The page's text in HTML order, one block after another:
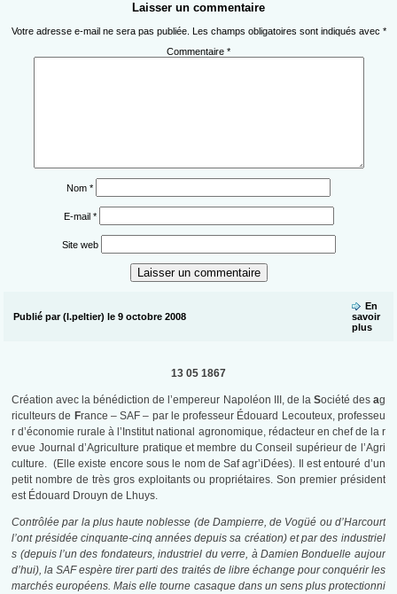
Laisser un commentaire
Votre adresse e-mail ne sera pas publiée. Les champs obligatoires sont indiqués avec *
Commentaire *
Nom *
E-mail *
Site web
Publié par (l.peltier) le 9 octobre 2008
En
savoir
plus
13 05 1867
Création avec la bénédiction de l’empereur Napoléon III, de la Société des ag
riculteurs de France – SAF – par le professeur Édouard Lecouteux, professeu
r d’économie rurale à l’Institut national agronomique, rédacteur en chef de la r
evue Journal d’Agriculture pratique et membre du Conseil supérieur de l’Agri
culture. (Elle existe encore sous le nom de Saf agr’iDées). Il est entouré d’un
petit nombre de très gros exploitants ou propriétaires. Son premier président
est Édouard Drouyn de Lhuys.
Contrôlée par la plus haute noblesse (de Dampierre, de Vogüé ou d’Harcourt
l’ont présidée cinquante-cinq années depuis sa création) et par des industriel
s (depuis l’un des fondateurs, industriel du verre, à Damien Bonduelle aujour
d’hui), la SAF espère tirer parti des traités de libre échange pour conquérir les
marchés européens.Mais elle tourne casaque dans un sens plus protectionni